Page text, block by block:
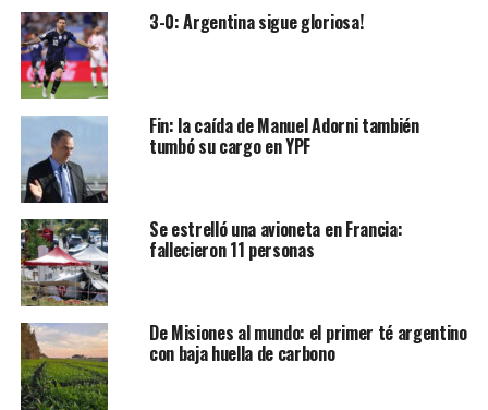
3-0: Argentina sigue gloriosa!
Fin: la caída de Manuel Adorni también
tumbó su cargo en YPF
Se estrelló una avioneta en Francia:
fallecieron 11 personas
De Misiones al mundo: el primer té argentino
con baja huella de carbono